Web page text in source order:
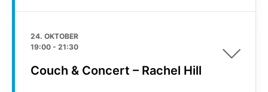
24. OKTOBER
19:00 - 21:30
Couch & Concert – Rachel Hill